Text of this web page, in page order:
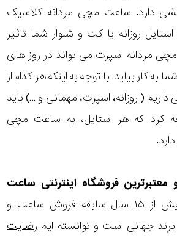
دارد. ساعت مچی مردانه کلاسیک
روزانه یا کت و شلوار شما تاثیر
مردانه اسپرت می تواند در روز های
کار بیاید. با توجه به اینکه هر کدام از
( روزانه، اسپرت، مهمانی و …) باید
کرد که هر استایل، به ساعت مچی
معتبرترین فروشگاه اینترنتی ساعت
با بیش از ۱۵ سال سابقه فروش ساعت و
رضایت